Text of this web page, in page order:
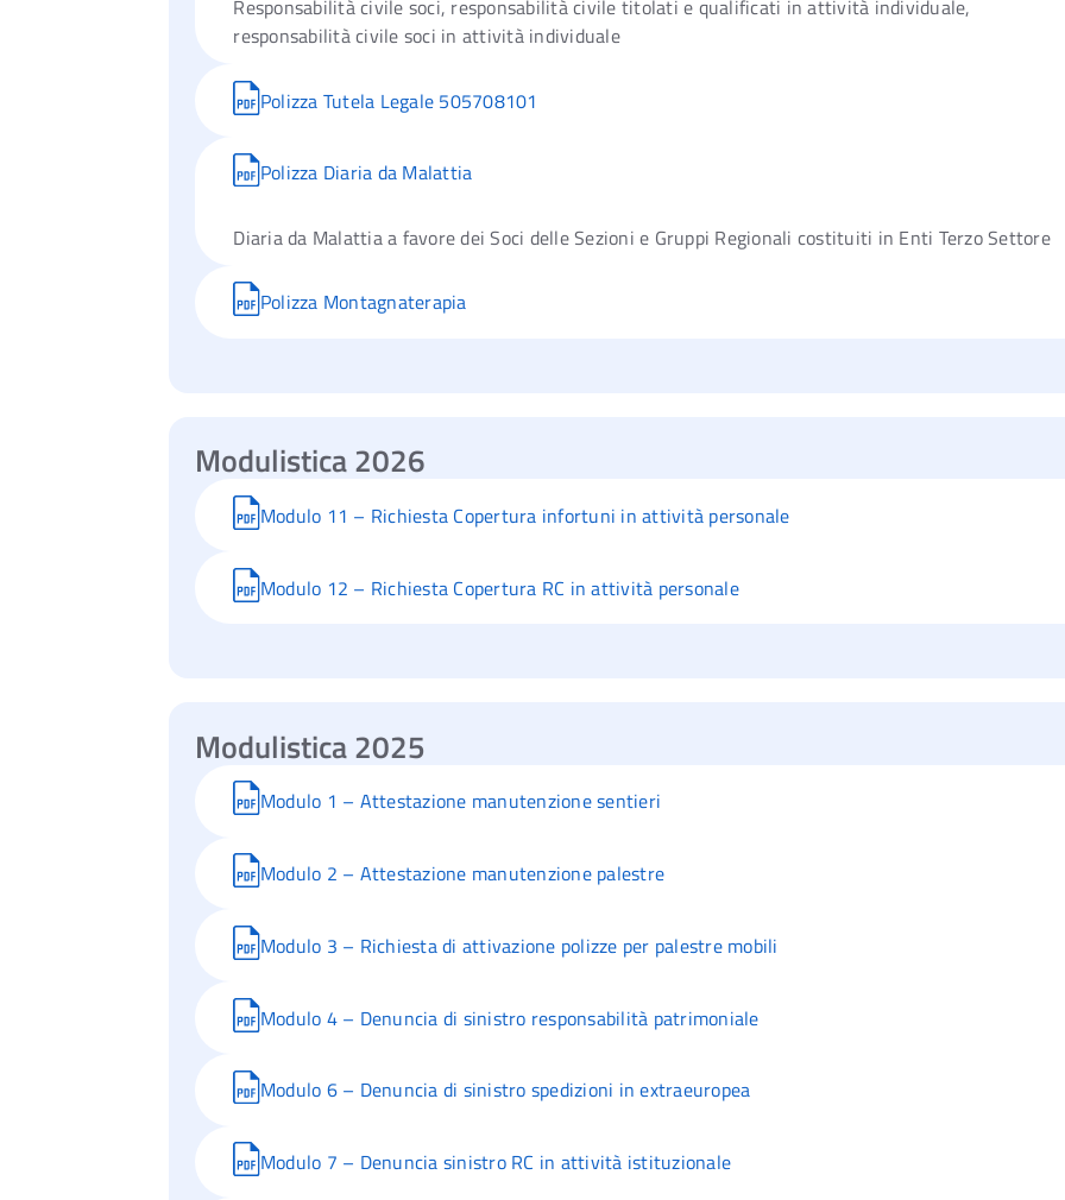
Responsabilità civile soci, responsabilità civile titolati e qualificati in attività individuale,
responsabilità civile soci in attività individuale
Polizza Tutela Legale 505708101
Polizza Diaria da Malattia
Diaria da Malattia a favore dei Soci delle Sezioni e Gruppi Regionali costituiti in Enti Terzo Settore
Polizza Montagnaterapia
Modulistica 2026
Modulo 11 – Richiesta Copertura infortuni in attività personale
Modulo 12 – Richiesta Copertura RC in attività personale
Modulistica 2025
Modulo 1 – Attestazione manutenzione sentieri
Modulo 2 – Attestazione manutenzione palestre
Modulo 3 – Richiesta di attivazione polizze per palestre mobili
Modulo 4 – Denuncia di sinistro responsabilità patrimoniale
Modulo 6 – Denuncia di sinistro spedizioni in extraeuropea
Modulo 7 – Denuncia sinistro RC in attività istituzionale